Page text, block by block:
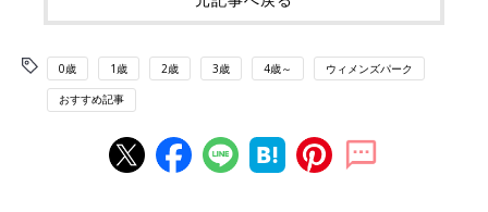
0歳 1歳 2歳 3歳 4歳～ ウィメンズパーク
おすすめ記事